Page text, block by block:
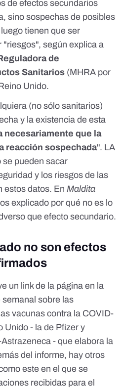
de efectos secundarios
sino sospechas de posibles
tienen que ser
según explica a
de
Sanitarios (MHRA por
Unido.
(no sólo sanitarios)
y la existencia de esta
necesariamente que la
reacción sospechada". LA
se pueden sacar
y los riesgos de las
estos datos. En Maldita
explicado por qué no es lo
que efecto secundario.
no son efectos
un linkde la página en la
semanal sobre las
vacunas contra la COVID-
Unido - la de Pfizer y
- que elabora la
del informe, hay otros
este en el que se
recibidas para el